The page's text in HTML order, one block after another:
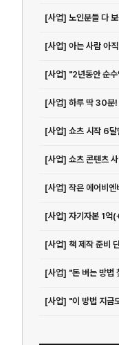
[사업] 노인분들 다
[사업] 아는 사람 아
[사업] "2년동안 순
[사업] 하루 딱 30분!
[사업] 쇼츠 시작 6달
[사업] 쇼츠 콘텐츠
[사업] 자기자본 1억
[사업] 책 제작 준비
[사업] "돈 버는 방법
[사업] "이 방법 지금